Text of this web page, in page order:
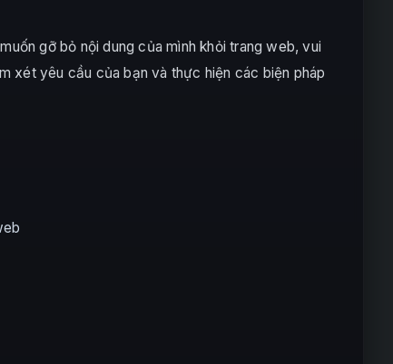
gỡ bỏ nội dung của mình khỏi trang web, vui
xét yêu cầu của bạn và thực hiện các biện pháp